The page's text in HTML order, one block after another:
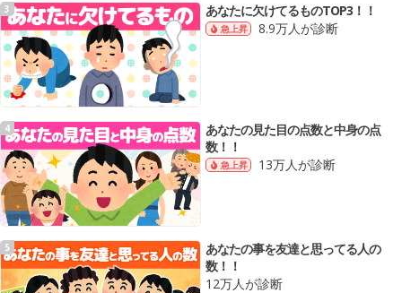
3 あなたに欠けてるものTOP3！！
急上昇 8.9万人が診断
4
あなたの見た目の点数と中身の点
数！！
急上昇 13万人が診断
5
あなたの事を友達と思ってる人の
数！！
12万人が診断